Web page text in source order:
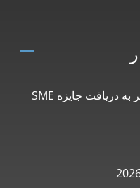
Salecom مفتخر به دریافت جایزه SME